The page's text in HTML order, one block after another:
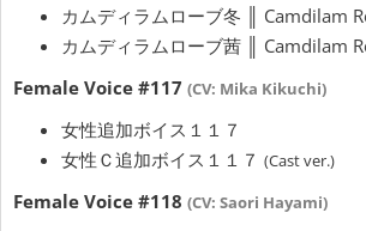
カムディラムローブ冬 ║ Camdilam
カムディラムローブ茜 ║ Camdilam
Female Voice #117 (CV: Mika Kikuchi)
女性追加ボイス１１７
女性Ｃ追加ボイス１１７ (Cast ver.)
Female Voice #118 (CV: Saori Hayami)